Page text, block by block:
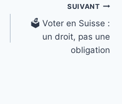
SUIVANT
🗳️ Voter en Suisse :
un droit, pas une
obligation